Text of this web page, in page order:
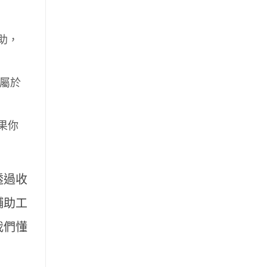
，
於
你
過收
助工
們懂